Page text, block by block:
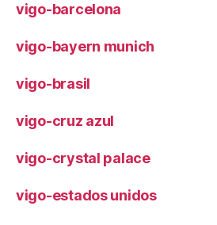
vigo-barcelona
vigo-bayern munich
vigo-brasil
vigo-cruz azul
vigo-crystal palace
vigo-estados unidos